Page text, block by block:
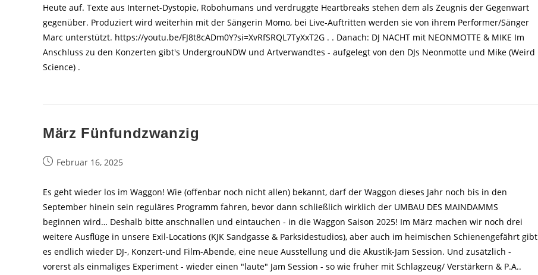
Heute auf. Texte aus Internet-Dystopie, Robohumans und verdruggte Heartbreaks stehen dem als Zeugnis der Gegenwart
gegenüber. Produziert wird weiterhin mit der Sängerin Momo, bei Live-Auftritten werden sie von ihrem Performer/Sänger
Marc unterstützt. https://youtu.be/FJ8t8cADm0Y?si=XvRfSRQL7TyXxT2G . . Danach: DJ NACHT mit NEONMOTTE & MIKE Im
Anschluss zu den Konzerten gibt's UndergrouNDW und Artverwandtes - aufgelegt von den DJs Neonmotte und Mike (Weird
Science) .
März Fünfundzwanzig
BeitragFebruar 16, 2025
Es geht wieder los im Waggon! Wie (offenbar noch nicht allen) bekannt, darf der Waggon dieses Jahr noch bis in den
September hinein sein reguläres Programm fahren, bevor dann schließlich wirklich der UMBAU DES MAINDAMMS
beginnen wird… Deshalb bitte anschnallen und eintauchen - in die Waggon Saison 2025! Im März machen wir noch drei
weitere Ausflüge in unsere Exil-Locations (KJK Sandgasse & Parksidestudios), aber auch im heimischen Schienengefährt gibt
es endlich wieder DJ-, Konzert-und Film-Abende, eine neue Ausstellung und die Akustik-Jam Session. Und zusätzlich -
vorerst als einmaliges Experiment - wieder einen "laute" Jam Session - so wie früher mit Schlagzeug/ Verstärkern & P.A..